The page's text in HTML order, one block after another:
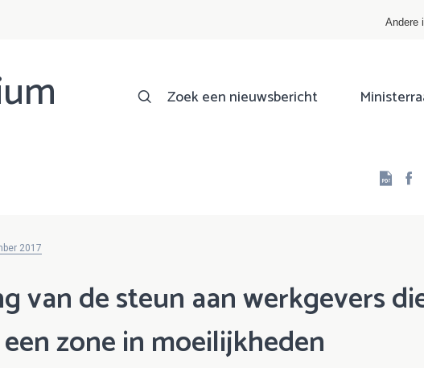
Andere
Zoek een nieuwsbericht
2017
van de steun aan werkgevers
zone in moeilijkheden